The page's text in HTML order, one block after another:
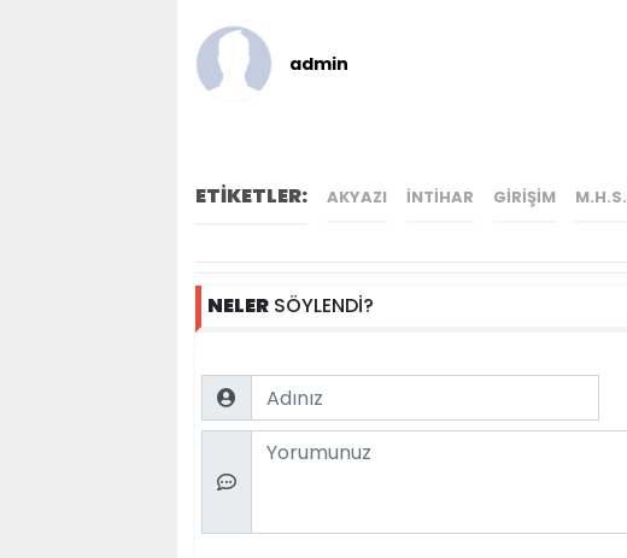
admin
ETİKETLER: AKYAZI INTIHAR GIRIŞIM M.H.S.
NELER SÖYLENDİ?
Name
Comment